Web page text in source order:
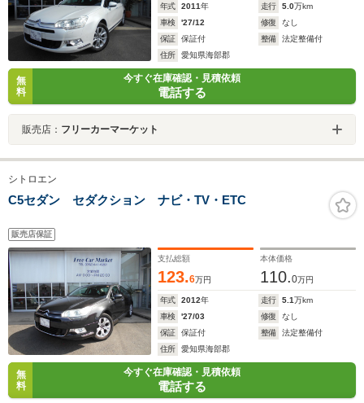
年式 2011年 走行 5.0万km
車検
'27/12 修復
なし
保証
保証付 整備
法定整備付
住所
愛知県海部郡
無
料
今すぐ在庫確認・見積依頼
電話する
販売店： フリーカーマーケット
シトロエン
C5セダン セダクション ナビ・TV・ETC
販売店保証
支払総額
123.6万円
本体価格
110.0万円
年式 2012年 走行 5.1万km
車検
'27/03 修復
なし
保証
保証付 整備
法定整備付
住所
愛知県海部郡
無
料
今すぐ在庫確認・見積依頼
電話する